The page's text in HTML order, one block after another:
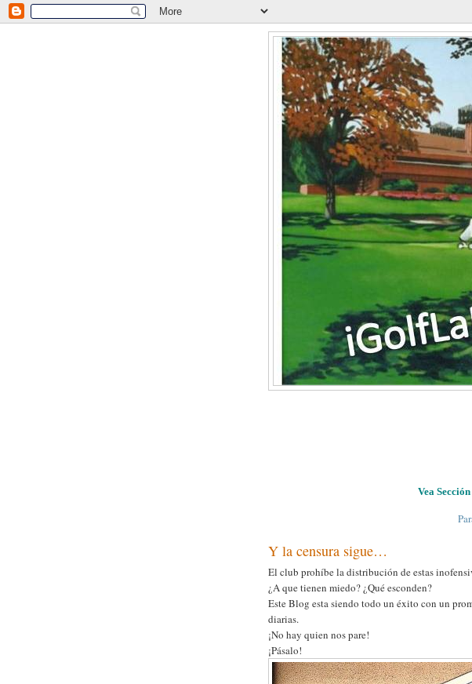
Vea
Para
Y la censura sigue…
El club prohíbe la distribución de estas
¿A que tienen miedo? ¿Qué esconden?
Este Blog esta siendo todo un éxito con un
diarias.
¡No hay quien nos pare!
¡Pásalo!